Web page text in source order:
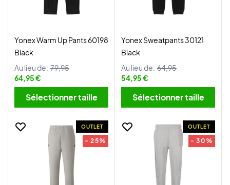
Yonex Warm Up Pants 60198
Black
Au lieu de: 79,95
64,95 €
Sélectionner taille
Yonex Sweatpants 30121
Black
Au lieu de: 64,95
54,95 €
Sélectionner taille
OUTLET
- 25%
OUTLET
- 30%